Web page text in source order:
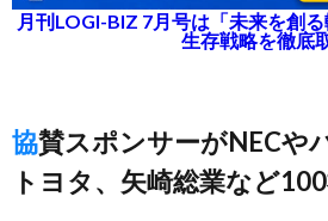
月刊LOGI-BIZ 7月号は「未来を創
生存戦略を徹底
協賛スポンサーがNECやパナソニック、
トヨタ、矢崎総業など